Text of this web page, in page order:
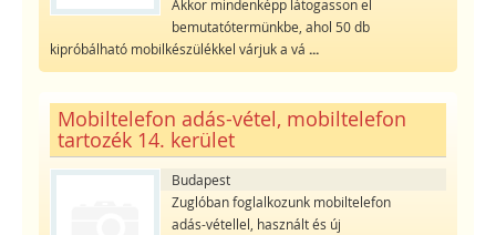
Akkor mindenképp látogasson el
bemutatótermünkbe, ahol 50 db
kipróbálható mobilkészülékkel várjuk a vá ...
Mobiltelefon adás-vétel, mobiltelefon
tartozék 14. kerület
Budapest
Zuglóban foglalkozunk mobiltelefon
adás-vétellel, használt és új